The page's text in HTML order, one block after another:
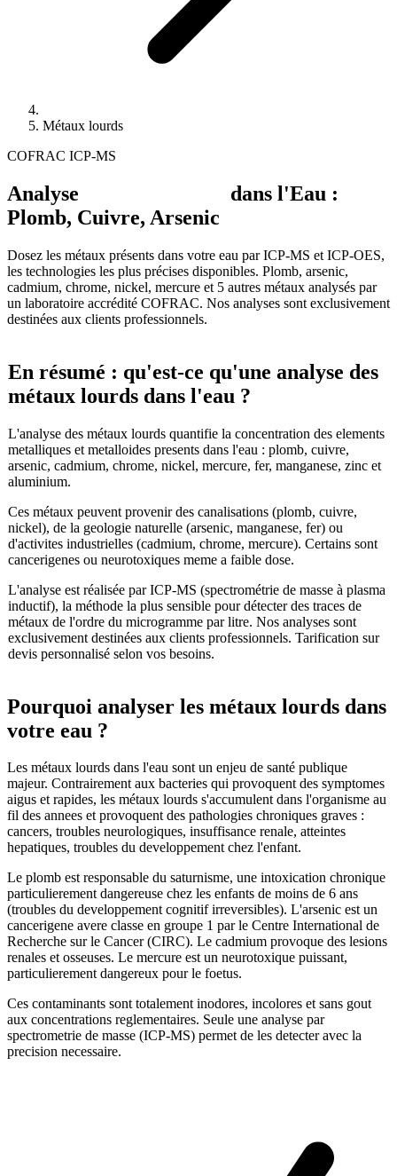
Métaux lourds
COFRAC ICP-MS
Analyse
dans l'Eau :
Plomb, Cuivre, Arsenic
Dosez les métaux présents dans votre eau par ICP-MS et ICP-OES,
les technologies les plus précises disponibles. Plomb, arsenic,
cadmium, chrome, nickel, mercure et 5 autres métaux analysés par
un laboratoire accrédité COFRAC. Nos analyses sont exclusivement
destinées aux clients professionnels.
En résumé : qu'est-ce qu'une analyse des
métaux lourds dans l'eau ?
L'analyse des métaux lourds quantifie la concentration des elements
metalliques et metalloides presents dans l'eau : plomb, cuivre,
arsenic, cadmium, chrome, nickel, mercure, fer, manganese, zinc et
aluminium.
Ces métaux peuvent provenir des canalisations (plomb, cuivre,
nickel), de la geologie naturelle (arsenic, manganese, fer) ou
d'activites industrielles (cadmium, chrome, mercure). Certains sont
cancerigenes ou neurotoxiques meme a faible dose.
L'analyse est réalisée par ICP-MS (spectrométrie de masse à plasma
inductif), la méthode la plus sensible pour détecter des traces de
métaux de l'ordre du microgramme par litre. Nos analyses sont
exclusivement destinées aux clients professionnels. Tarification sur
devis personnalisé selon vos besoins.
Pourquoi analyser les métaux lourds dans
votre eau ?
Les métaux lourds dans l'eau sont un enjeu de santé publique
majeur. Contrairement aux bacteries qui provoquent des symptomes
aigus et rapides, les métaux lourds s'accumulent dans l'organisme au
fil des annees et provoquent des pathologies chroniques graves :
cancers, troubles neurologiques, insuffisance renale, atteintes
hepatiques, troubles du developpement chez l'enfant.
Le plomb est responsable du saturnisme, une intoxication chronique
particulierement dangereuse chez les enfants de moins de 6 ans
(troubles du developpement cognitif irreversibles). L'arsenic est un
cancerigene avere classe en groupe 1 par le Centre International de
Recherche sur le Cancer (CIRC). Le cadmium provoque des lesions
renales et osseuses. Le mercure est un neurotoxique puissant,
particulierement dangereux pour le foetus.
Ces contaminants sont totalement inodores, incolores et sans gout
aux concentrations reglementaires. Seule une analyse par
spectrometrie de masse (ICP-MS) permet de les detecter avec la
precision necessaire.